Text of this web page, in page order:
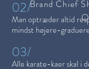
Brand Chief
02/
Man optræder altid
mindst højere-
03/
Alle karate-kaer skal i